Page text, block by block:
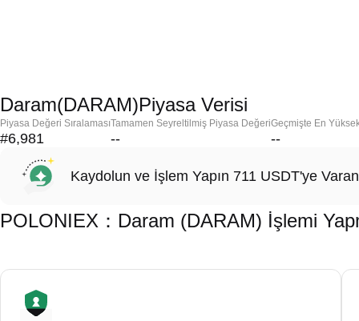
Daram(DARAM)Piyasa Verisi
Piyasa Değeri Sıralaması
#6,981
Tamamen Seyreltilmiş Piyasa Değeri
--
Geçmişte En
--
Kaydolun ve İşlem Yapın 711 USDT'ye
POLONIEX：Daram (DARAM) İşlemi